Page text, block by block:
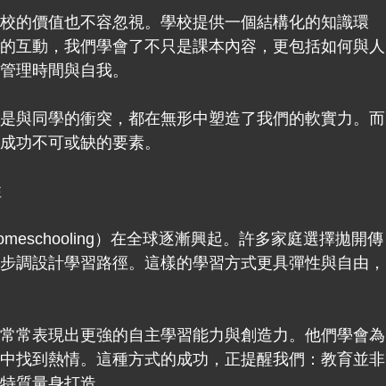
的價值也不容忽視。學校提供一個結構化的知識環
互動，我們學會了不只是課本內容，更包括如何與人
理時間與自我。
與同學的衝突，都在無形中塑造了我們的軟實力。而
功不可或缺的要素。
）在全球逐漸興起。許多家庭選擇拋開傳
調設計學習路徑。這樣的學習方式更具彈性與自由，
常表現出更強的自主學習能力與創造力。他們學會為
找到熱情。這種方式的成功，正提醒我們：教育並非